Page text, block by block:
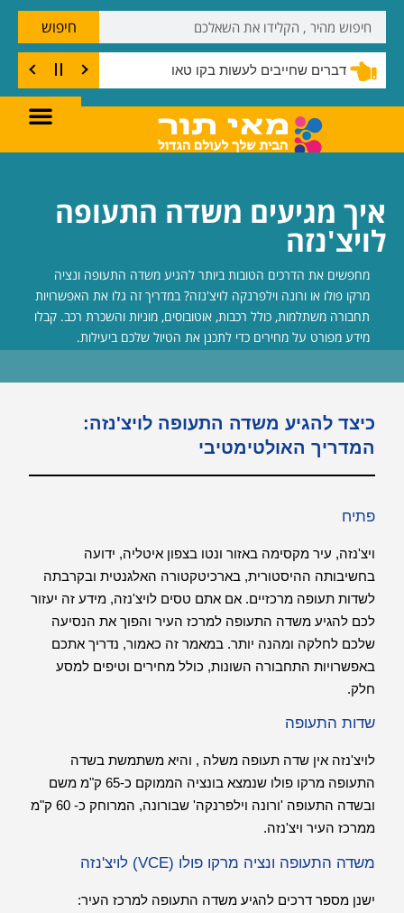
דברים שחייבים לעשות בקו טאו
חיפוש
איך מגיעים משדה התעופה
לויצ'נזה
מחפשים את הדרכים הטובות ביותר להגיע משדה התעופה ונציה
מרקו פולו או ורונה וילפרנקה לויצ'נזה? במדריך זה גלו את האפשרויות
תחבורה משתלמות, כולל רכבות, אוטובוסים, מוניות והשכרת רכב. קבלו
מידע מפורט על מחירים כדי לתכנן את הטיול שלכם ביעילות.
כיצד להגיע משדה התעופה לויצ'נזה:
המדריך האולטימטיבי
פתיח
ויצ'נזה, עיר מקסימה באזור ונטו בצפון איטליה, ידועה
בחשיבותה ההיסטורית, בארכיטקטורה האלגנטית ובקרבתה
לשדות תעופה מרכזיים. אם אתם טסים לויצ'נזה, מידע זה יעזור
לכם להגיע משדה התעופה למרכז העיר והפוך את הנסיעה
שלכם לחלקה ומהנה יותר. במאמר זה כאמור, נדריך אתכם
באפשרויות התחבורה השונות, כולל מחירים וטיפים למסע
חלק.
שדות התעופה
לויצ'נזה אין שדה תעופה משלה , והיא משתמשת בשדה
התעופה מרקו פולו שנמצא בונציה הממוקם כ-65 ק"מ משם
ובשדה התעופה 'ורונה וילפרנקה' שבורונה, המרוחק כ- 60 ק"מ
ממרכז העיר ויצ'נזה.
משדה התעופה ונציה מרקו פולו (VCE) לויצ'נזה
ישנן מספר דרכים להגיע משדה התעופה למרכז העיר: